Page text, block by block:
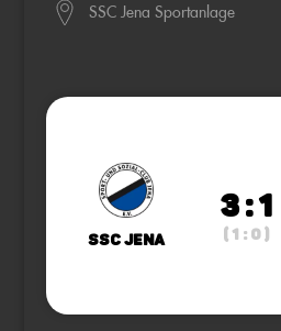
SSC Jena Sportanlage
SSC Jena
3 : 1
( 1 : 0 )